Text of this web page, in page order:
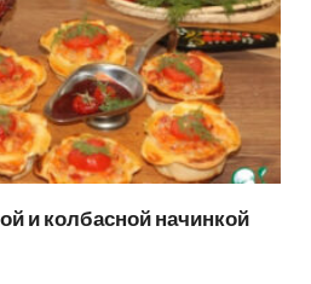
и колбасной начинкой